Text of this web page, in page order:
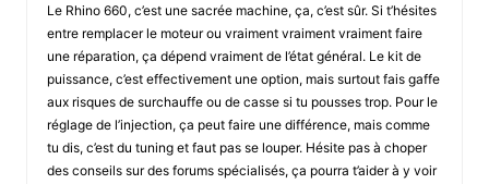
Le Rhino 660, c’est une sacrée machine, ça, c’est sûr. Si t’hésites
entre remplacer le moteur ou vraiment vraiment vraiment faire
une réparation, ça dépend vraiment de l’état général. Le kit de
puissance, c’est effectivement une option, mais surtout fais gaffe
aux risques de surchauffe ou de casse si tu pousses trop. Pour le
réglage de l’injection, ça peut faire une différence, mais comme
tu dis, c’est du tuning et faut pas se louper. Hésite pas à choper
des conseils sur des forums spécialisés, ça pourra t’aider à y voir